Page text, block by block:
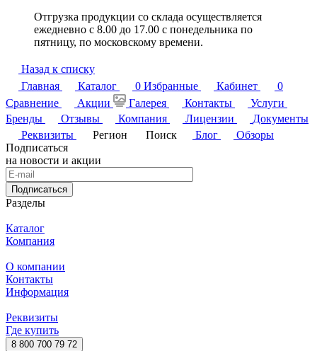
Отгрузка продукции со склада осуществляется
ежедневно с 8.00 до 17.00 с понедельника по
пятницу, по московскому времени.
Назад к списку
Главная
Каталог 0 Избранные Кабинет
0
Сравнение
Акции Галерея Контакты
Услуги
Бренды
Отзывы Компания Лицензии
Документы
Реквизиты
Регион Поиск Блог
Обзоры
Подписаться
на новости и акции
Подписаться
Разделы
Каталог
Компания
О компании
Контакты
Информация
Реквизиты
Где купить
8 800 700 79 72